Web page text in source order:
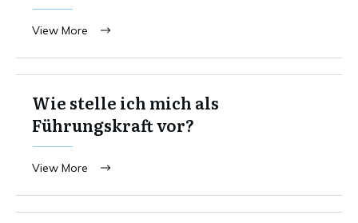
View More
Wie stelle ich mich als
Führungskraft vor?
View More